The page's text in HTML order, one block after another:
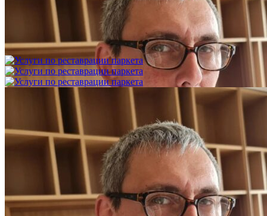
Укладка модульного паркета с финишным покрытием на
3 600 ₽
Услуги по реставрации паркета